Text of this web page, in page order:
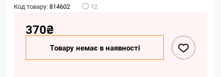
Код товару:814602 12
370₴
Товару немає в наявності